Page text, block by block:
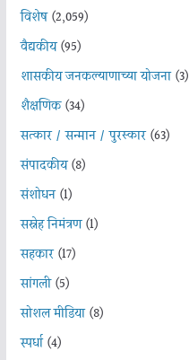
विशेष(2,059)
वैद्यकीय(95)
शासकीय जनकल्याणाच्या योजना(3)
शैक्षणिक(34)
सत्कार / सन्मान / पुरस्कार(63)
संपादकीय(8)
संशोधन(1)
सस्नेह निमंत्रण(1)
सहकार(17)
सांगली(5)
सोशल मीडिया(8)
स्पर्धा(4)